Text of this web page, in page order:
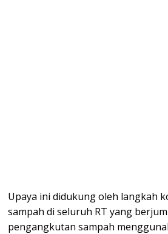
Upaya ini didukung oleh langkah
sampah di seluruh RT yang
pengangkutan sampah